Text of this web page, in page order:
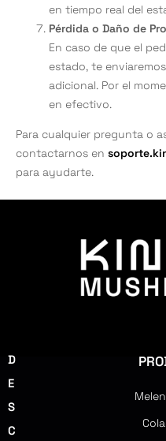
en tiempo real del
Pérdida o Daño de
En caso de que el
estado, te
adicional. Por el
en efectivo.
Para cualquier pregunta o
contactarnos en
para ayudarte.
D
E
S
C